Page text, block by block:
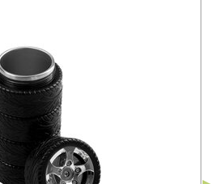
osobných údajov za účelom
som sa s
údajov